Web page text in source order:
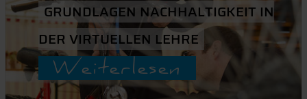
GRUNDLAGEN NACHHALTIGKEIT IN
DER VIRTUELLEN LEHRE
Weiterlesen